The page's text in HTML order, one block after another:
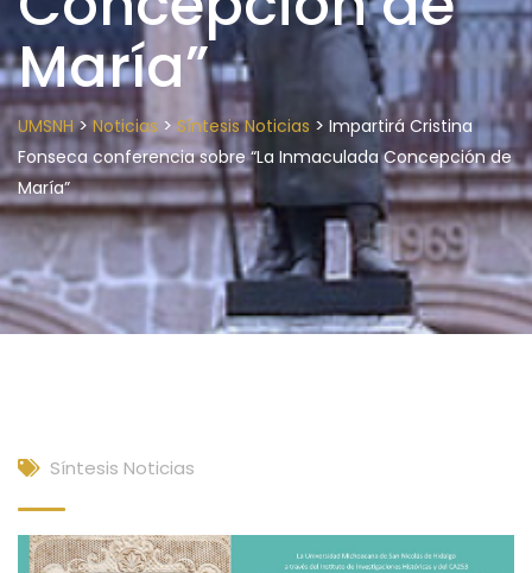
María”
UMSNH> Noticias > Síntesis Noticias > Impartirá Cristina
Fonseca conferencia sobre “La Inmaculada Concepción de
María”
Síntesis Noticias